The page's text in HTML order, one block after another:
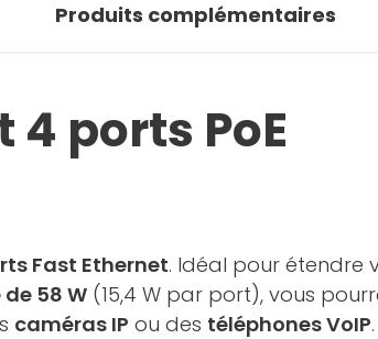
Produits complémentaires
ports PoE
Fast Ethernet. Idéal pour étendre
58 W (15,4 W par port), vous
caméras IP ou des téléphones VoIP.